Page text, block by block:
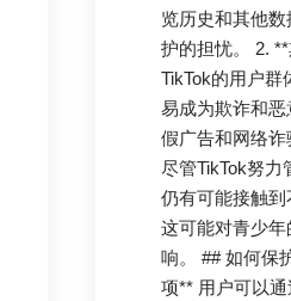
览历史和其他
护的担忧。 2.
TikTok的用户群
易成为欺诈和
假广告和网络
尽管TikTok努力
仍有可能接触到
这可能对青少
响。 ## 如何保
项** 用户可以